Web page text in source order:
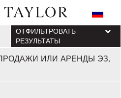
ИЛИ АРЕНДЫ ЭЗ,
ОТФИЛЬТРОВАТЬ
РЕЗУЛЬТАТЫ